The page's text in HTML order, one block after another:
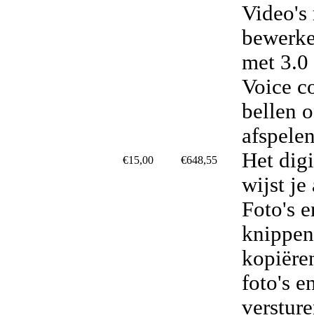
€15,00 €648,55
Video's
met 3.0
Voice
bellen
Het
wijst je
Foto's
foto's